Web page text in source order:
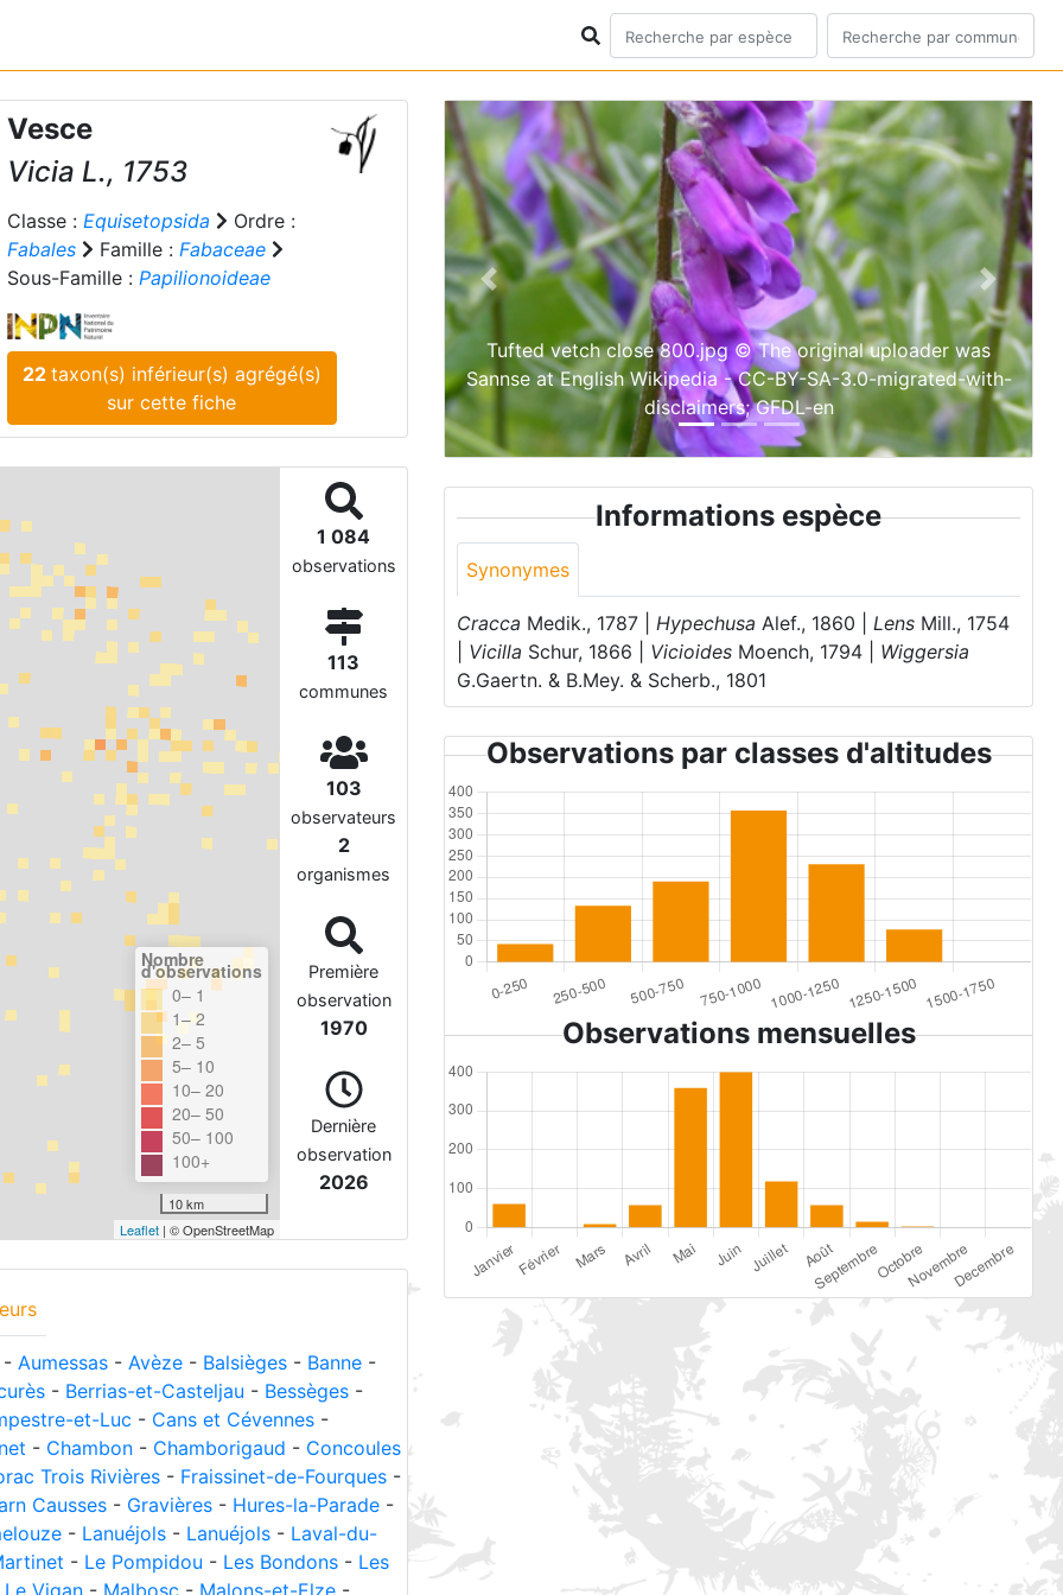
Vesce
Vicia L., 1753
Classe : Equisetopsida
Ordre :
Fabales
Famille : Fabaceae
Sous-Famille : Papilionoideae
22 taxon(s) inférieur(s) agrégé(s)
sur cette fiche
Nombre
d'observations
0– 1
1– 2
2– 5
5– 10
10– 20
20– 50
50– 100
100+
10 km
Leaflet| © OpenStreetMap
1 084
observations
113
communes
103
observateurs
2
organismes
Première
observation
1970
Dernière
observation
2026
Aumessas - Avèze - Balsièges - Banne -
- Berrias-et-Casteljau - Bessèges -
et-Luc - Cans et Cévennes -
- Chambon - Chamborigaud - Concoules
Trois Rivières - Fraissinet-de-Fourques -
Causses - Gravières - Hures-la-Parade -
- Lanuéjols - Lanuéjols - Laval-du-
- Le Pompidou - Les Bondons - Les
Le Vigan - Malbosc - Malons-et-Elze -
Tufted vetch close 800.jpg © The original uploader was
Sannse at English Wikipedia - CC-BY-SA-3.0-migrated-with-
disclaimers; GFDL-en
Previous Next
Informations espèce
Synonymes
Cracca Medik., 1787 |Hypechusa Alef., 1860 |Lens Mill., 1754
Vicilla Schur, 1866 | Vicioides Moench, 1794 | Wiggersia
G.Gaertn. & B.Mey. & Scherb., 1801
Observations par classes d'altitudes
Observations mensuelles